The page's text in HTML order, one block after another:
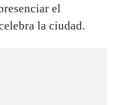
el
la ciudad.